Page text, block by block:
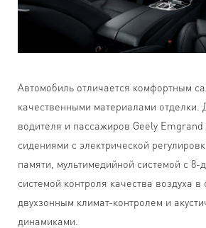
Автомобиль отличается комфортным
качественными материалами отделки.
водителя и пассажиров Geely
сидениями с электрической
памяти, мультимедийной системой c
системой контроля качества воздуха в
двухзонным климат-контролем и
динамиками.